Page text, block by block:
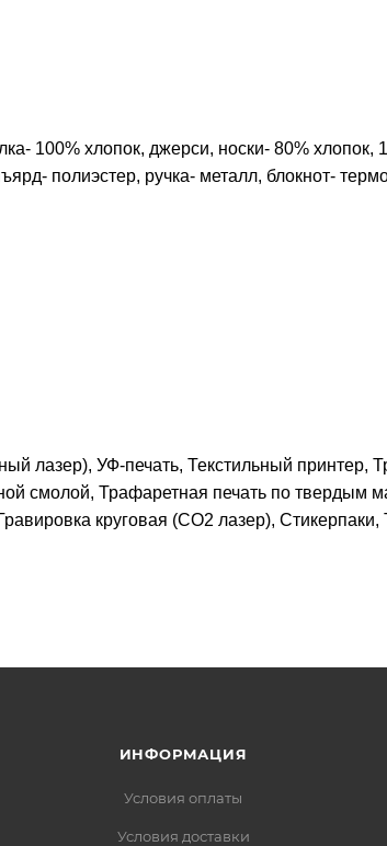
100% хлопок, джерси, носки- 80% хлопок,
полиэстер, ручка- металл, блокнот-
лазер), УФ-печать, Текстильный принтер,
смолой, Трафаретная печать по твердым
круговая (CO2 лазер),
ИНФОРМАЦИЯ
Условия оплаты
Условия доставки